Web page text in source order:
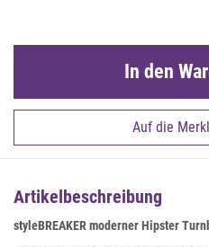
Auf die
In den
Artikelbeschreibung
styleBREAKER moderner Hipster